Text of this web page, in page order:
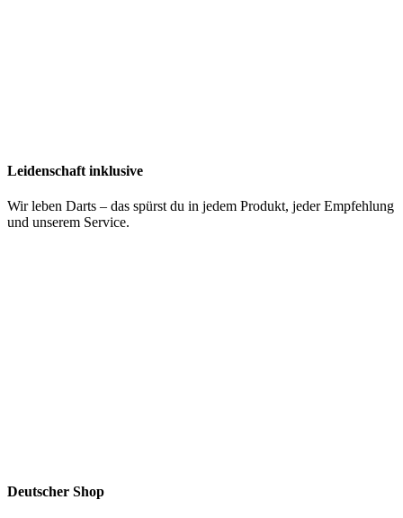
Leidenschaft inklusive
Wir leben Darts – das spürst du in jedem Produkt, jeder Empfehlung
und unserem Service.
Deutscher Shop